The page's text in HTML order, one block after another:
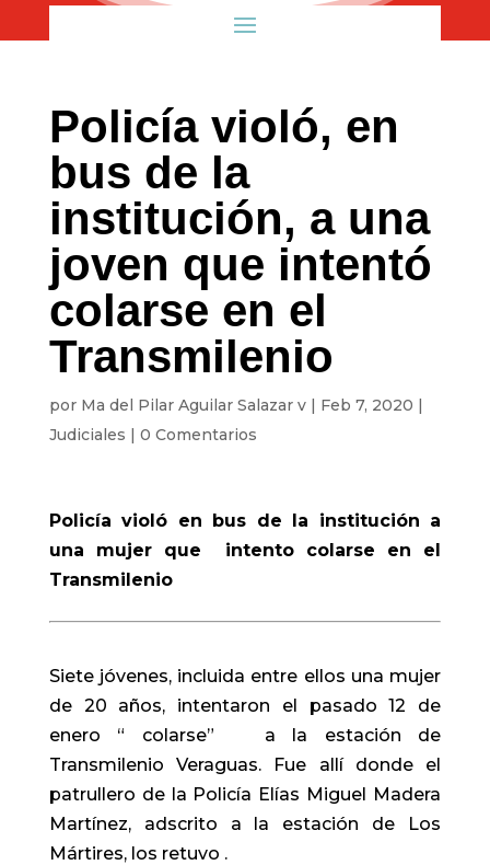
Policía violó, en
bus de la
institución, a una
joven que intentó
colarse en el
Transmilenio
por Ma del Pilar Aguilar Salazar v| Feb 7, 2020 |
Judiciales | 0 Comentarios
Policía violó en bus de la institución a
una mujer que intento colarse en el
Transmilenio
Siete jóvenes, incluida entre ellos una mujer
de 20 años, intentaron el pasado 12 de
enero “ colarse” a la estación de
Transmilenio Veraguas. Fue allí donde el
patrullero de la Policía Elías Miguel Madera
Martínez, adscrito a la estación de Los
Mártires, los retuvo .